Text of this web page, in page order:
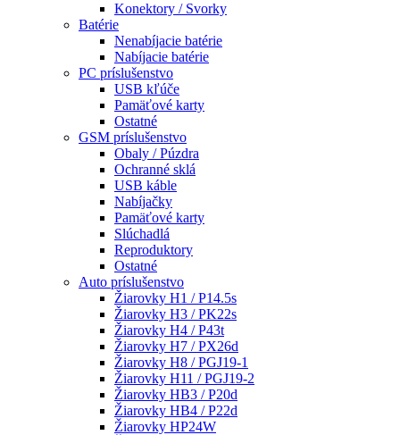
Konektory / Svorky
Batérie
Nenabíjacie batérie
Nabíjacie batérie
PC príslušenstvo
USB kľúče
Pamäťové karty
Ostatné
GSM príslušenstvo
Obaly / Púzdra
Ochranné sklá
USB káble
Nabíjačky
Pamäťové karty
Slúchadlá
Reproduktory
Ostatné
Auto príslušenstvo
Žiarovky H1 / P14.5s
Žiarovky H3 / PK22s
Žiarovky H4 / P43t
Žiarovky H7 / PX26d
Žiarovky H8 / PGJ19-1
Žiarovky H11 / PGJ19-2
Žiarovky HB3 / P20d
Žiarovky HB4 / P22d
Žiarovky HP24W